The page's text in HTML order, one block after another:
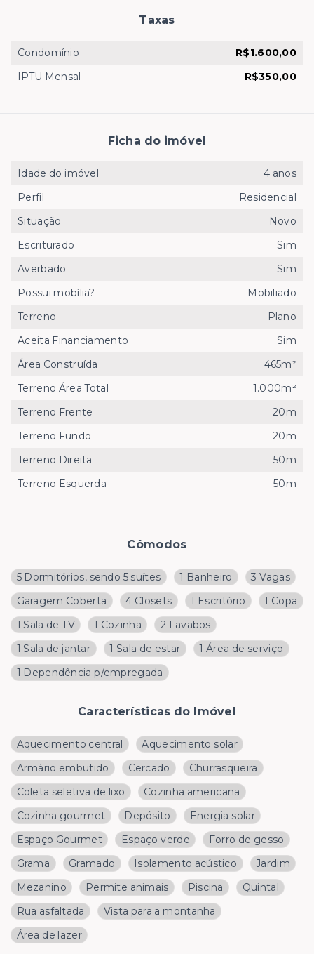
Cômodos
5 Dormitórios, sendo 5 suítes 1 Banheiro
3 Vagas
Garagem Coberta
4 Closets 1 Escritório
1 Copa
1 Sala de TV
1 Cozinha
2 Lavabos
1 Sala de jantar
1 Sala de estar
1 Área de serviço
1 Dependência p/empregada
Características do Imóvel
Aquecimento central
Aquecimento solar
Armário embutido
Cercado
Churrasqueira
Coleta seletiva de lixo
Cozinha americana
Cozinha gourmet
Depósito
Energia solar
Espaço Gourmet
Espaço verde
Forro de gesso
Grama
Gramado Isolamento acústico
Jardim
Mezanino
Permite animais Piscina
Quintal
Rua asfaltada
Vista para a montanha
Área de lazer
Taxas
Condomínio
R$1.600,00
IPTU Mensal
R$350,00
Ficha do imóvel
Idade do imóvel
4 anos
Perfil
Residencial
Situação
Novo
Escriturado
Sim
Averbado
Sim
Possui mobília?
Mobiliado
Terreno
Plano
Aceita Financiamento
Sim
Área Construída
465m²
Terreno Área Total
1.000m²
Terreno Frente
20m
Terreno Fundo
20m
Terreno Direita
50m
Terreno Esquerda
50m